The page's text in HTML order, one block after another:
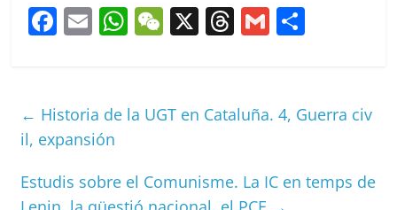
F
e
b
o
E
l
W
s
p
W
h
X T
a
G
p
← Historia de la UGT en Cataluña. 4, Guerra civ
il, expansión
Estudis sobre el Comunisme. La IC en temps de